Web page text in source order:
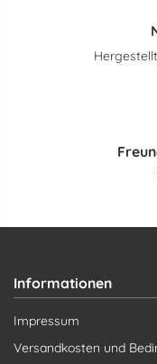
Informationen
Impressum
Versandkosten und